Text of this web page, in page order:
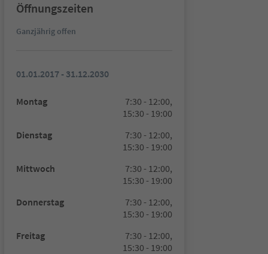
Öffnungszeiten
Ganzjährig offen
01.01.2017 - 31.12.2030
Montag
7:30 - 12:00,
15:30 - 19:00
Dienstag
7:30 - 12:00,
15:30 - 19:00
Mittwoch
7:30 - 12:00,
15:30 - 19:00
Donnerstag
7:30 - 12:00,
15:30 - 19:00
Freitag
7:30 - 12:00,
15:30 - 19:00